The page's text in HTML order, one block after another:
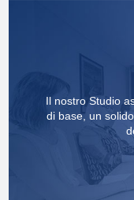
Il nostro Studio
di base, un